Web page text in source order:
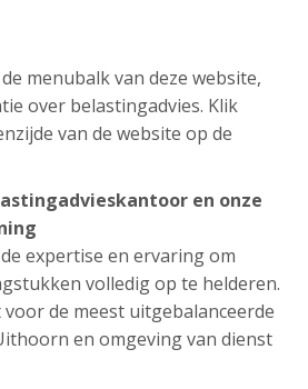
menubalk van deze website,
over belastingadvies. Klik
van de website op de
en onze
expertise en ervaring om
volledig op te helderen.
voor de meest uitgebalanceerde
en omgeving van dienst